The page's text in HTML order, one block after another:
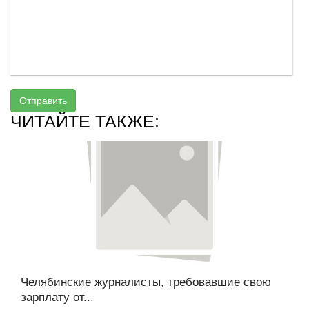
Отправить
ЧИТАЙТЕ ТАКЖЕ:
Челябинские журналисты, требовавшие свою
зарплату от...